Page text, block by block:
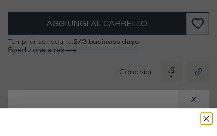
AGGIUNGI AL CARRELLO
Tempi di consegna:2/3 business days
Spedizione e resi
Condividi